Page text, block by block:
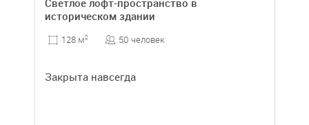
Светлое лофт-пространство в
историческом здании
128 м2 50 человек
Закрыта навсегда